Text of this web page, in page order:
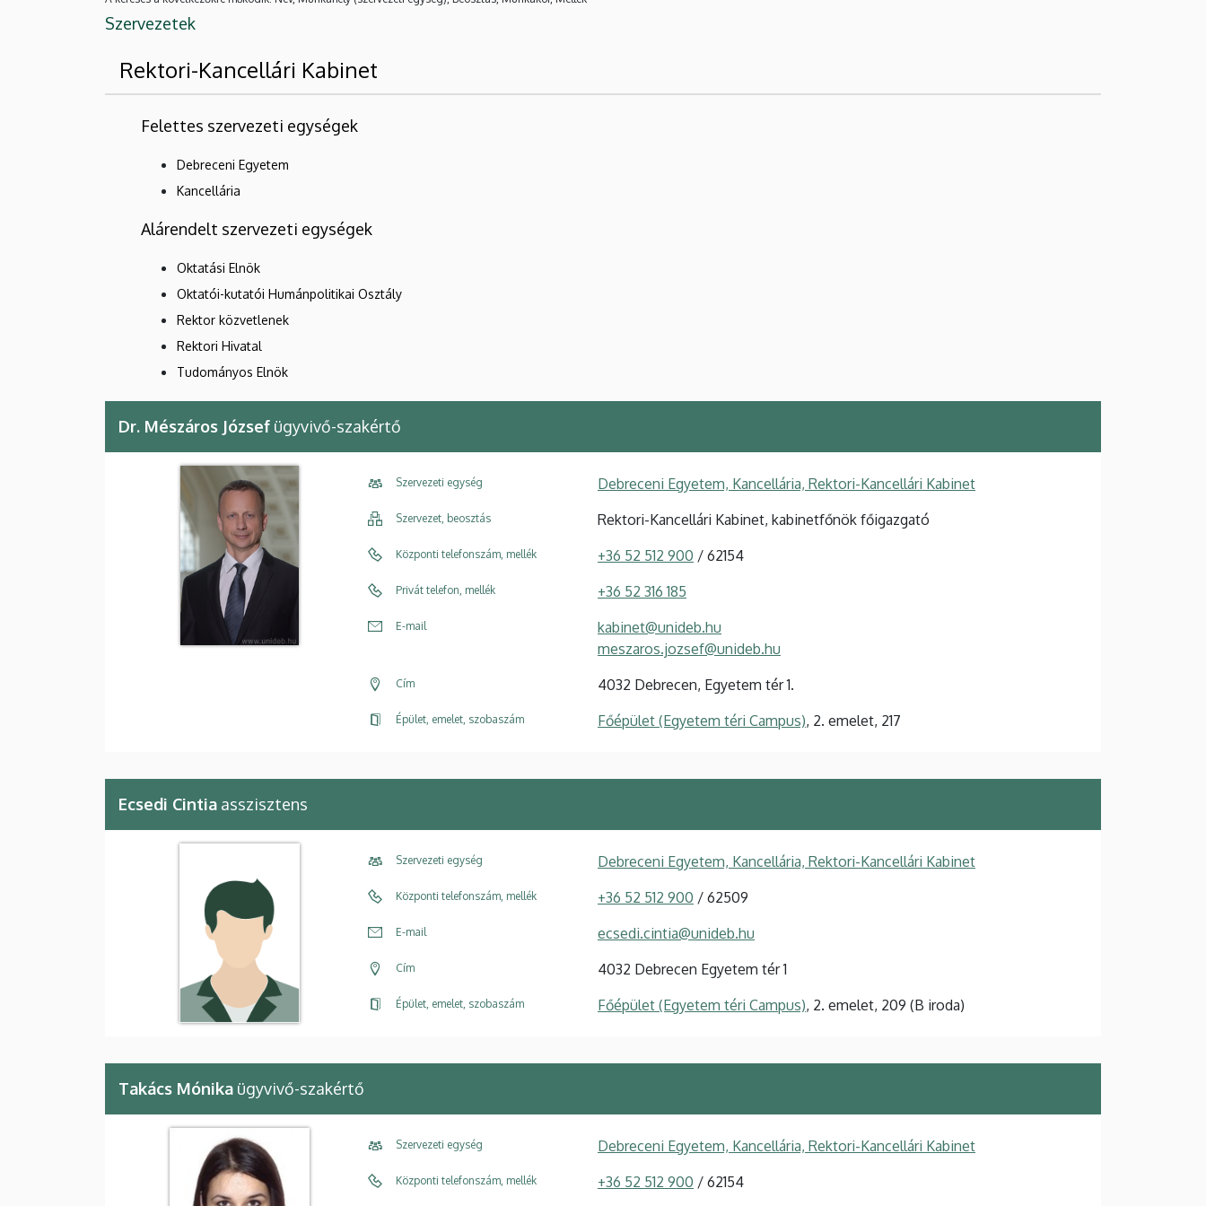
Szervezetek
Rektori-Kancellári Kabinet
Felettes szervezeti egységek
Debreceni Egyetem
Kancellária
Alárendelt szervezeti egységek
Oktatási Elnök
Oktatói-kutatói Humánpolitikai Osztály
Rektor közvetlenek
Rektori Hivatal
Tudományos Elnök
Dr. Mészáros József ügyvivő-szakértő
Szervezeti egység Debreceni Egyetem, Kancellária, Rektori-Kancellári Kabinet
Szervezet, beosztás Rektori-Kancellári Kabinet, kabinetfőnök főigazgató
Központi telefonszám, mellék +36 52 512 900 / 62154
Privát telefon, mellék +36 52 316 185
E-mail
kabinet@unideb.hu
meszaros.jozsef@unideb.hu
Cím 4032 Debrecen, Egyetem tér 1.
Épület, emelet, szobaszám Főépület (Egyetem téri Campus), 2. emelet, 217
Ecsedi Cintia asszisztens
Szervezeti egység Debreceni Egyetem, Kancellária, Rektori-Kancellári Kabinet
Központi telefonszám, mellék +36 52 512 900 / 62509
E-mail ecsedi.cintia@unideb.hu
Cím 4032 Debrecen Egyetem tér 1
Épület, emelet, szobaszám Főépület (Egyetem téri Campus), 2. emelet, 209 (B iroda)
Takács Mónika ügyvivő-szakértő
Szervezeti egység Debreceni Egyetem, Kancellária, Rektori-Kancellári Kabinet
Központi telefonszám, mellék +36 52 512 900 / 62154